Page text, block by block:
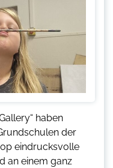
haben
der
eindrucksvolle
an einem ganz